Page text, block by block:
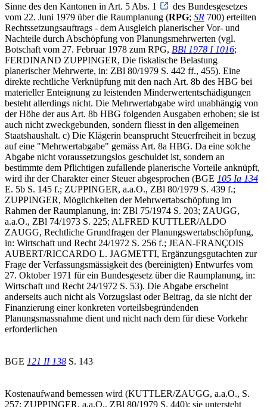
Sinne des den Kantonen in Art. 5 Abs. 1
des Bundesgesetzes
vom 22. Juni 1979 über die Raumplanung (RPG; SR 700) erteilten
Rechtssetzungsauftrags - dem Ausgleich planerischer Vor- und
Nachteile durch Abschöpfung von Planungsmehrwerten (vgl.
Botschaft vom 27. Februar 1978 zum RPG, BBl 1978 I 1016;
FERDINAND ZUPPINGER, Die fiskalische Belastung
planerischer Mehrwerte, in: ZBl 80/1979 S. 442 ff., 455). Eine
direkte rechtliche Verknüpfung mit den nach Art. 8b des HBG bei
materieller Enteignung zu leistenden Minderwertentschädigungen
besteht allerdings nicht. Die Mehrwertabgabe wird unabhängig von
der Höhe der aus Art. 8b HBG folgenden Ausgaben erhoben; sie ist
auch nicht zweckgebunden, sondern fliesst in den allgemeinen
Staatshaushalt. c) Die Klägerin beansprucht Steuerfreiheit in bezug
auf eine "Mehrwertabgabe" gemäss Art. 8a HBG. Da eine solche
Abgabe nicht voraussetzungslos geschuldet ist, sondern an
bestimmte dem Pflichtigen zufallende planerische Vorteile anknüpft,
wird ihr der Charakter einer Steuer abgesprochen (BGE 105 Ia 134
E. 5b S. 145 f.; ZUPPINGER, a.a.O., ZBl 80/1979 S. 439 f.;
ZUPPINGER, Möglichkeiten der Mehrwertabschöpfung im
Rahmen der Raumplanung, in: ZBl 75/1974 S. 203; ZAUGG,
a.a.O., ZBl 74/1973 S. 225; ALFRED KUTTLER/ALDO
ZAUGG, Rechtliche Grundfragen der Planungswertabschöpfung,
in: Wirtschaft und Recht 24/1972 S. 256 f.; JEAN-FRANÇOIS
AUBERT/RICCARDO L. JAGMETTI, Ergänzungsgutachten zur
Frage der Verfassungsmässigkeit des (bereinigten) Entwurfes vom
27. Oktober 1971 für ein Bundesgesetz über die Raumplanung, in:
Wirtschaft und Recht 24/1972 S. 53). Die Abgabe erscheint
anderseits auch nicht als Vorzugslast oder Beitrag, da sie nicht der
Finanzierung einer konkreten vorteilsbegründenden
Planungsmassnahme dient und nicht nach dem für diese Vorkehr
erforderlichen
BGE 121 II 138 S. 143
Kostenaufwand bemessen wird (KUTTLER/ZAUGG, a.a.O., S.
257; ZUPPINGER, a.a.O., ZBl 80/1979 S. 440); sie untersteht